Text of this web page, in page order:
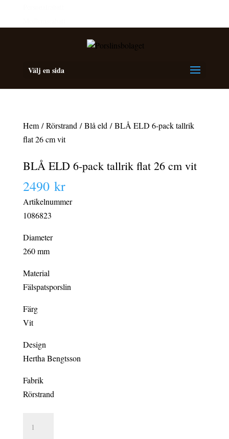
Välj en sida
Hem/Rörstrand /Blå eld / BLÅ ELD 6-pack tallrik
flat 26 cm vit
BLÅ ELD 6-pack tallrik flat 26 cm vit
2490 kr
Artikelnummer
1086823
Diameter
260 mm
Material
Fälspatsporslin
Färg
Vit
Design
Hertha Bengtsson
Fabrik
Rörstrand
ELD